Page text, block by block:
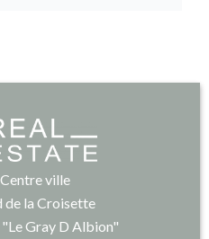
ville
de la Croisette
"Le Gray D Albion"